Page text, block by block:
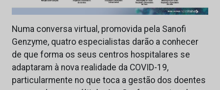
Numa conversa virtual, promovida pela Sanofi
Genzyme, quatro especialistas darão a conhecer
de que forma os seus centros hospitalares se
adaptaram à nova realidade da COVID-19,
particularmente no que toca a gestão dos doentes